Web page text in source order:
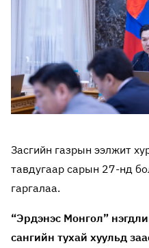
Засгийн газрын ээлжит
тавдугаар сарын 27-нд
гаргалаа.
“Эрдэнэс Монгол”
сангийн тухай хуульд